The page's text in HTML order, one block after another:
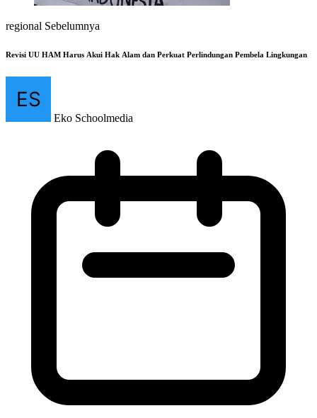
regional Sebelumnya
Revisi UU HAM Harus Akui Hak Alam dan Perkuat Perlindungan Pembela Lingkungan
Eko Schoolmedia